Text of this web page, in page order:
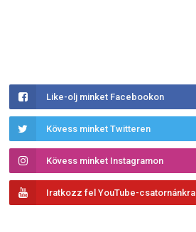
Like-olj minket Facebookon
Kövess minket Twitteren
Kövess minket Instagramon
Iratkozz fel YouTube-csatornánkra